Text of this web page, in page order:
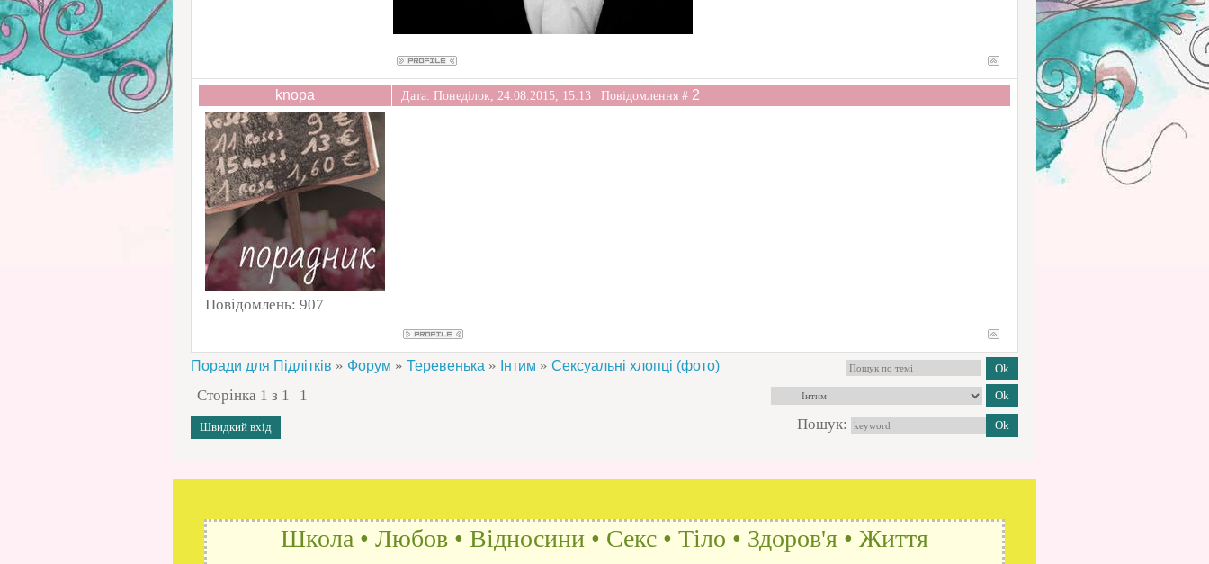
knopa Дата: Понеділок, 24.08.2015, 15:13 | Повідомлення # 2
Повідомлень: 907
Поради для Підлітків » Форум » Теревенька » Інтим » Сексуальні хлопці (фото)
Сторінка 1 з 1
1
Пошук:
Школа • Любов • Відносини • Секс • Тіло • Здоров'я • Життя